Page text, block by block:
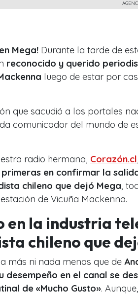
Mega! Durante la tarde de
reconocido y querido
luego de estar por
que sacudió a los portales
comunicador del mundo de
radio hermana, Corazón.cl
en confirmar la
chileno que dejó Mega ,
de Vicuña Mackenna.
en la industria
chileno que
más ni nada menos que de
desempeño en el canal se
de «Mucho Gusto».